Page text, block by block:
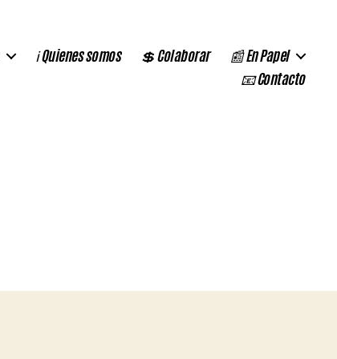
ℹ️ Quienes somos 💲 Colaborar
📰 En Papel
📧 Contacto